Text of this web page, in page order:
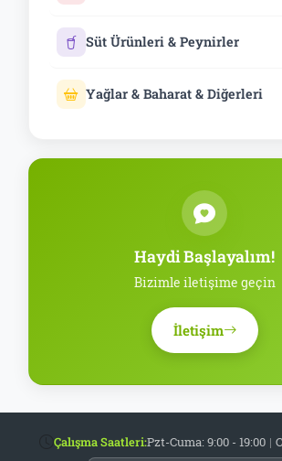
Süt Ürünleri & Peynirler
Yağlar & Baharat & Diğerleri
Haydi Başlayalım!
Bizimle iletişime geçin
İletişim
Çalışma Saatleri:Pzt-Cuma: 9:00 - 19:00 |